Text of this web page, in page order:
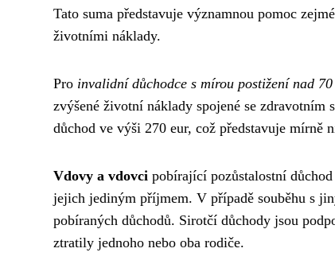
Tato suma představuje významnou pomoc
životními náklady.
Pro invalidní důchodce s mírou postižení nad
zvýšené životní náklady spojené se
důchod ve výši 270 eur, což představuje mírně
Vdovy a vdovci pobírající pozůstalostní
jejich jediným příjmem. V případě souběhu s
pobíraných důchodů. Sirotčí důchody jsou
ztratily jednoho nebo oba rodiče.